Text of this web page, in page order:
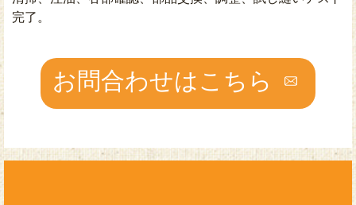
完了。
お問合わせはこちら